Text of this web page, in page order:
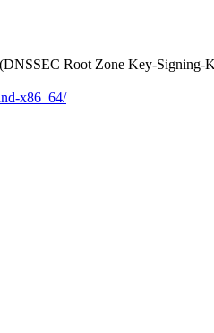
Root Zone Key-Signing-
x86_64/